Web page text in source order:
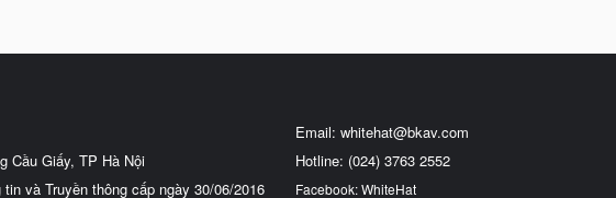
Cầu Giấy, TP Hà Nội
và Truyền thông cấp ngày 30/06/2016
Email: whitehat@bkav.com
Hotline: (024) 3763 2552
Facebook: WhiteHat